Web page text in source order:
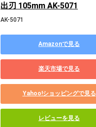
出刃 105mm AK-5071
AK-5071
Amazonで見る
楽天市場で見る
Yahoo!ショッピングで見る
レビューを見る